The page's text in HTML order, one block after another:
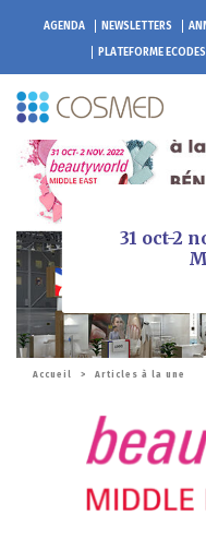
AGENDA NEWSLETTERS
PLATEFORME
31 oct-2
Accueil > Articles à la une